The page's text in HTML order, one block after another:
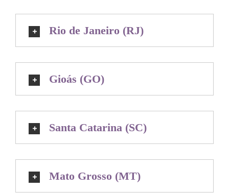
Rio de Janeiro (RJ)
Gioás (GO)
Santa Catarina (SC)
Mato Grosso (MT)